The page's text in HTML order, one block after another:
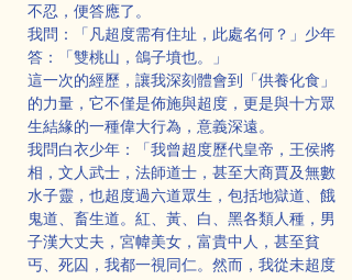
不忍，便答應了。
我問：「凡超度需有住址，此處名何？」少年
答：「雙桃山，鴿子墳也。」
這一次的經歷，讓我深刻體會到「供養化食」
的力量，它不僅是佈施與超度，更是與十方眾
生結緣的一種偉大行為，意義深遠。
我問白衣少年：「我曾超度歷代皇帝，王侯將
相，文人武士，法師道士，甚至大商賈及無數
水子靈，也超度過六道眾生，包括地獄道、餓
鬼道、畜生道。紅、黃、白、黑各類人種，男
子漢大丈夫，宮幃美女，富貴中人，甚至貧
丐、死囚，我都一視同仁。然而，我從未超度